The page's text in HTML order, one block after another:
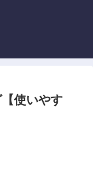
使いやす